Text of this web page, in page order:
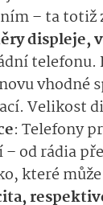
– ta totiž
displeje,
vhodné
Velikost
: Telefony
od rádia
které